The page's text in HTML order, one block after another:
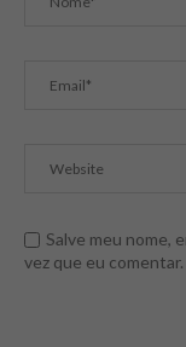
Salve meu nome,
vez que eu comentar.